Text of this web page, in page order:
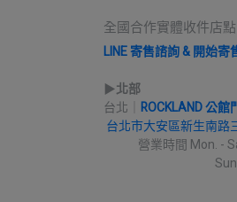
全國合作實體收件店
LINE 寄售諮詢 & 開始寄
▶︎北部
台北｜ ROCKLAND 公館
台北市大安區新生南路
營業時間 Mon. -
Sun. 12:00